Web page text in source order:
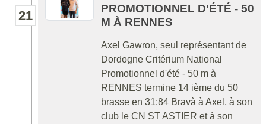
21
PROMOTIONNEL D'ÉTÉ - 50
M À RENNES
Axel Gawron, seul représentant de
Dordogne Critérium National
Promotionnel d'été - 50 m à
RENNES termine 14 ième du 50
brasse en 31:84 Bravà à Axel, à son
club le CN ST ASTIER et à son